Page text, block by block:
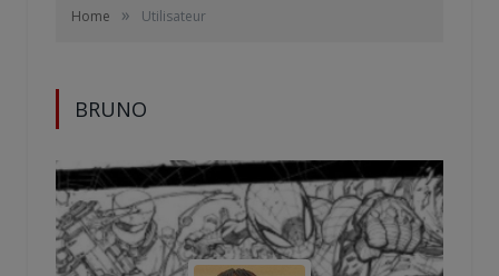
Home » Utilisateur
BRUNO